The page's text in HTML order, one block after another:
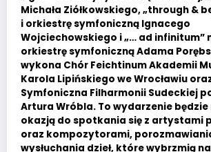
Michała Ziółkowskiego, „through &
i orkiestrę symfoniczną Ignacego
Wojciechowskiego i „… ad infinitum”
orkiestrę symfoniczną Adama
wykona Chór Feichtinum Akademii
Karola Lipińskiego we Wrocławiu
Symfoniczna Filharmonii Sudeckiej
Artura Wróbla. To wydarzenie będzie
okazją do spotkania się z artystami
oraz kompozytorami,
wysłuchania dzieł, które wybrzmią